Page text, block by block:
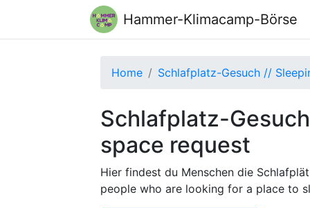
Hammer-Klimacamp-Börse
Home Schlafplatz-Gesuch //
Schlafplatz-
space request
Hier findest du Menschen die
people who are looking for a place to